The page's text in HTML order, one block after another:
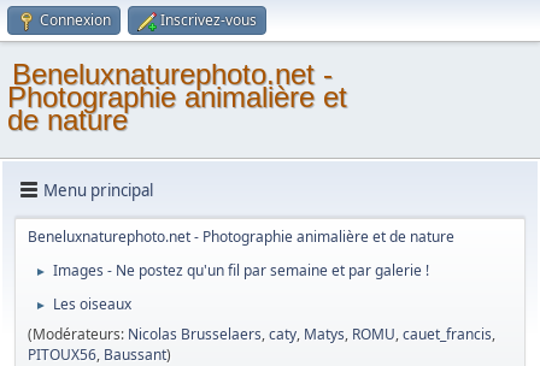
Connexion Inscrivez-vous
Beneluxnaturephoto.net -
Photographie animalière et
de nature
Menu principal
Beneluxnaturephoto.net - Photographie animalière et de nature
► Images - Ne postez qu'un fil par semaine et par galerie !
►
Les oiseaux
(Modérateurs: Nicolas Brusselaers,caty, Matys, ROMU,cauet_francis,
PITOUX56, Baussant)